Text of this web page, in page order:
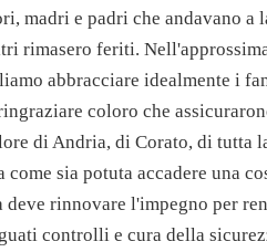
madri e padri che andavano a
rimasero feriti.
abbracciare idealmente i
coloro che
di Andria, di Corato, di tutta
come sia potuta accadere una
deve rinnovare l'impegno per
controlli e cura della